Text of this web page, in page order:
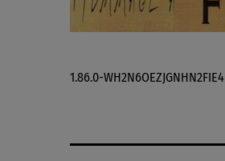
1.86.0-